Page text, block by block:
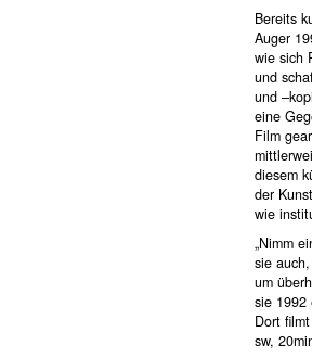
Bereits
Auger
wie sich
und
und
eine
Film
diesem
der
wie
„Nimm
sie
um
sie 1992
Dort
sw,